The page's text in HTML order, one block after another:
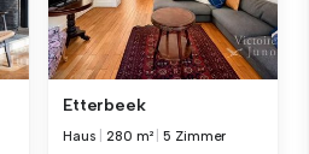
Etterbeek
Haus 280 m² |5 Zimmer